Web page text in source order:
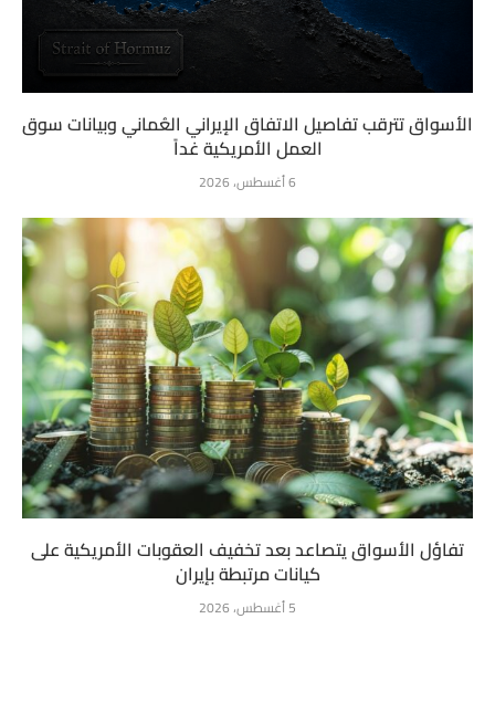
الأسواق تترقب تفاصيل الاتفاق الإيراني العُماني وبيانات سوق
العمل الأمريكية غداً
6 أغسطس، 2026
تفاؤل الأسواق يتصاعد بعد تخفيف العقوبات الأمريكية على
كيانات مرتبطة بإيران
5 أغسطس، 2026